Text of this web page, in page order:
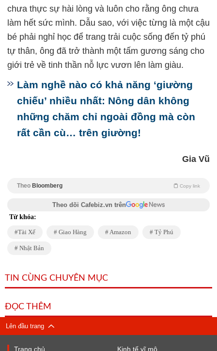
chưa thực sự hài lòng và luôn cho rằng ông chưa
làm hết sức mình. Dẫu sao, với việc từng là một cậu
bé phải nghỉ học để trang trải cuộc sống đến tỷ phú
tự thân, ông đã trở thành một tấm gương sáng cho
giới trẻ về tinh thần nỗ lực vươn lên làm giàu.
Làm nghề nào có khả năng ‘giường
chiếu’ nhiều nhất: Nông dân không
những chăm chỉ ngoài đồng mà còn
rất cần cù… trên giường!
Gia Vũ
Theo Bloomberg Copy link
Theo dõi Cafebiz.vn trên
Từ khóa:
Tài Xế Giao Hàng Amazon Tỷ Phú
Nhật Bản
TIN CÙNG CHUYÊN MỤC
ĐỌC THÊM
Lên đầu trang
Trang chủ Kinh tế vĩ mô